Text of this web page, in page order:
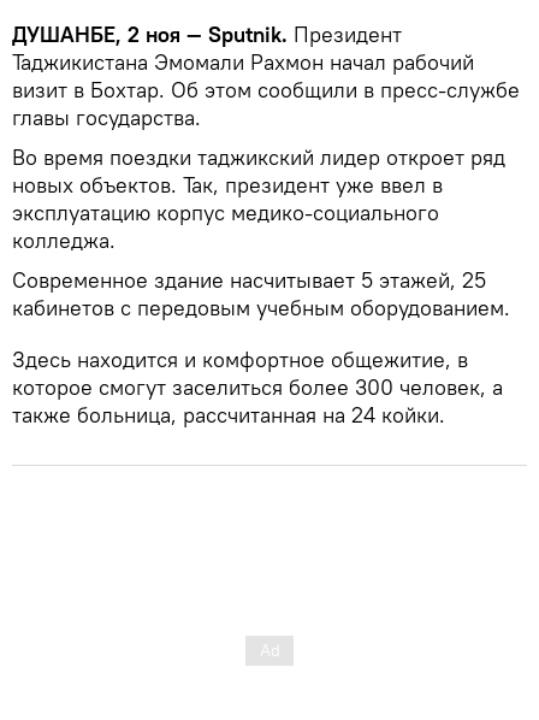
ДУШАНБЕ, 2 ноя — Sputnik. Президент
Таджикистана Эмомали Рахмон начал рабочий
визит в Бохтар. Об этом сообщили в пресс-службе
главы государства.
Во время поездки таджикский лидер откроет ряд
новых объектов. Так, президент уже ввел в
эксплуатацию корпус медико-социального
колледжа.
Современное здание насчитывает 5 этажей, 25
кабинетов с передовым учебным оборудованием.
Здесь находится и комфортное общежитие, в
которое смогут заселиться более 300 человек, а
также больница, рассчитанная на 24 койки.